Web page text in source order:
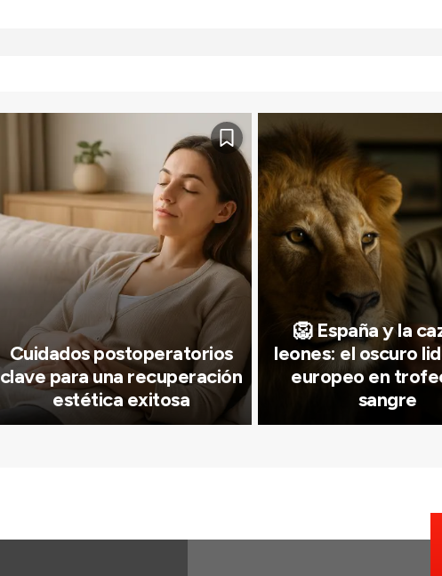
Cuidados postoperatorios
clave para una recuperación
estética exitosa
🦁 España y la
leones: el oscuro
europeo en
sangre